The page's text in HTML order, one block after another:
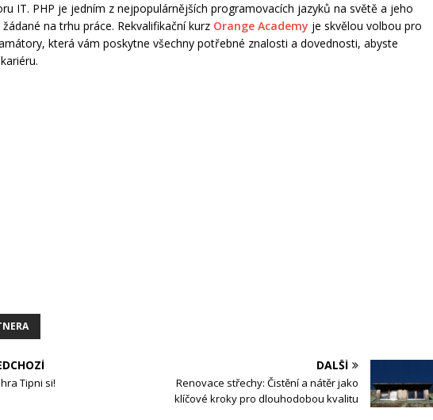
IT. PHP je jedním z nejpopulárnějších programovacích jazyků na světě a jeho
na trhu práce. Rekvalifikační kurz Orange Academy je skvělou volbou pro
která vám poskytne všechny potřebné znalosti a dovednosti, abyste
Tipni si!
DALŠÍ
Renovace střechy: Čistění a nátěr jako
klíčové kroky pro dlouhodobou kvalitu